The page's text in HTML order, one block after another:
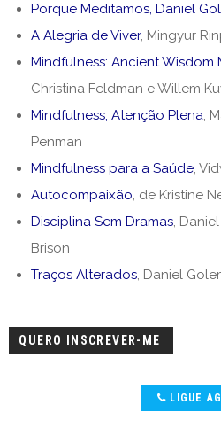
Porque Meditamos, Daniel
A Alegria de Viver, Mingyur
Mindfulness: Ancient
Christina Feldman e Willem
Mindfulness, Atenção Plena,
Penman
Mindfulness para a Saúde,
Autocompaixão, de Kristine
Disciplina Sem Dramas,
Brison
Traços Alterados, Daniel
QUERO INSCREVER-ME
LIGUE